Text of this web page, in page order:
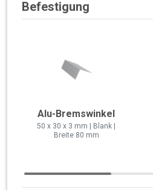
Befestigung
Alu-Bremswinkel
50 x 30 x 3 mm | Blank |
Breite 80 mm